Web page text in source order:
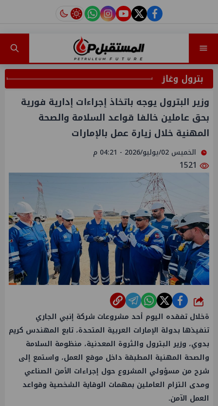
facebook
twitter
youtube
instagram
tiktok
بترول وغاز
وزير البترول يوجه باتخاذ إجراءات إدارية فورية
بحق عاملين خالفا قواعد السلامة والصحة
المهنية خلال زيارة عمل بالإمارات
الخميس 02/يوليو/2026 - 04:21 م
شارك
ةخلال تفقده اليوم أحد مشروعات شركة إنبي الجاري
تنفيذها بدولة الإمارات العربية المتحدة، تابع المهندس كريم
بدوي، وزير البترول والثروة المعدنية، منظومة السلامة
والصحة المهنية المطبقة داخل موقع العمل، واستمع إلى
شرح من مسؤولي المشروع حول إجراءات الأمن الصناعي
ومدى التزام العاملين بمهمات الوقاية الشخصية وقواعد
العمل الآمن.